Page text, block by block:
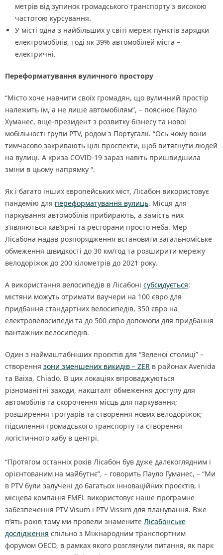
метрів від зупинок громадського транспорту з високою
частотою курсування.
У місті одна з найбільших у світі мереж пунктів зарядки
електромобілів, тоді як 39% автомобілей міста –
електричні.
Переформатування вуличного простору
“Місто хоче навчити своїх громадян, що вуличний простір
належить їм, а не лише автомобілям”, – пояснює Пауло
Хуманес, віце-президент з розвитку бізнесу та нової
мобільності групи PTV, родом з Португалії. “Ось чому вони
тимчасово закривають цілі проспекти, щоб витягнути людей
на вулиці. А криза COVID-19 зараз навіть пришвидшила
зміни в цьому напрямку “.
Як і багато інших європейських міст, Лісабон використовує
пандемію для переформатування вулиць. Місця для
паркування автомобілів прибирають, а замість них
з’являються кав’ярні та ресторани просто неба. Мер
Лісабона надав розпорядження встановити загальноміське
обмеження швидкості до 30 км/год та розширити мережу
велодоріжок до 200 кілометрів до 2021 року.
А використання велосипедів в Лісабоні субсидується:
містяни можуть отримати ваучери на 100 євро для
придбання стандартних велосипедів, 350 євро на
електровелосипеди та до 500 євро допомоги для придбання
вантажних велосипедів.
Один з наймаштабніших проєктів для “Зеленої столиці” –
створення зони зменшених викидів – ZER в районах Avenida
та Baixa, Chiado. В цих локаціях впроваджуються
різноманітні заходи, накшталт обмеження доступу для
автомобілів та скорочення місць для паркування;
розширення тротуарів та створення нових велодоріжок;
підсилення громадського транспорту та створення
логістичного хабу в центрі.
“Протягом останніх років Лісабон був дуже далекоглядним і
орієнтованим на майбутнє”, – говорить Пауло Гуманес, – “Ми
в PTV були залучені до багатьох інноваційних проєктів, і
місцева компанія EMEL використовує наше програмне
забезпечення PTV Visum і PTV Vissim для планування. Вже
п’ять років тому ми провели знамените Лісабонське
дослідження спільно з Міжнародним транспортним
форумом OECD, в рамках якого розглянули питання, як парк